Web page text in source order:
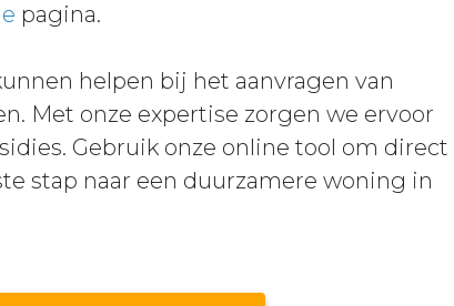
pagina.
helpen bij het aanvragen van
Met onze expertise zorgen we ervoor
Gebruik onze online tool om direct
stap naar een duurzamere woning in